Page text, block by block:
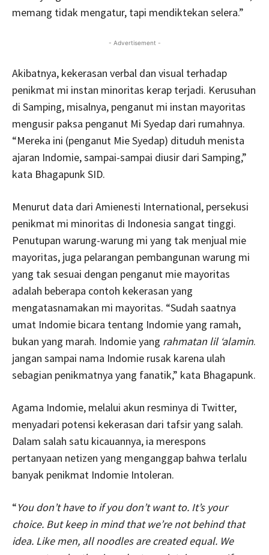
memang tidak mengatur, tapi mendiktekan selera.”
- Advertisement -
Akibatnya, kekerasan verbal dan visual terhadap
penikmat mi instan minoritas kerap terjadi. Kerusuhan
di Samping, misalnya, penganut mi instan mayoritas
mengusir paksa penganut Mi Syedap dari rumahnya.
“Mereka ini (penganut Mie Syedap) dituduh menista
ajaran Indomie, sampai-sampai diusir dari Samping,”
kata Bhagapunk SID.
Menurut data dari Amienesti International, persekusi
penikmat mi minoritas di Indonesia sangat tinggi.
Penutupan warung-warung mi yang tak menjual mie
mayoritas, juga pelarangan pembangunan warung mi
yang tak sesuai dengan penganut mie mayoritas
adalah beberapa contoh kekerasan yang
mengatasnamakan mi mayoritas. “Sudah saatnya
umat Indomie bicara tentang Indomie yang ramah,
bukan yang marah. Indomie yang rahmatan lil ‘alamin.
jangan sampai nama Indomie rusak karena ulah
sebagian penikmatnya yang fanatik,” kata Bhagapunk.
Agama Indomie, melalui akun resminya di Twitter,
menyadari potensi kekerasan dari tafsir yang salah.
Dalam salah satu kicauannya, ia merespons
pertanyaan netizen yang menganggap bahwa terlalu
banyak penikmat Indomie Intoleran.
“You don’t have to if you don’t want to. It’s your
choice. But keep in mind that we’re not behind that
idea. Like men, all noodles are created equal. We